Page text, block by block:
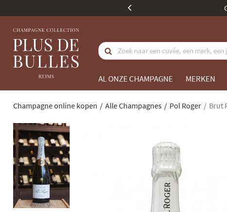
AL ONZE CHAMPAGNE MERKEN
Champagne online kopen Alle Champagnes Pol Roger Brut